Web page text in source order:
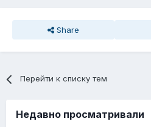
Share
Перейти к списку тем
Недавно просматривали